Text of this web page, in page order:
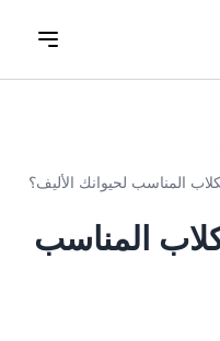
المناسب لحيوانك الأليف؟
المناسب